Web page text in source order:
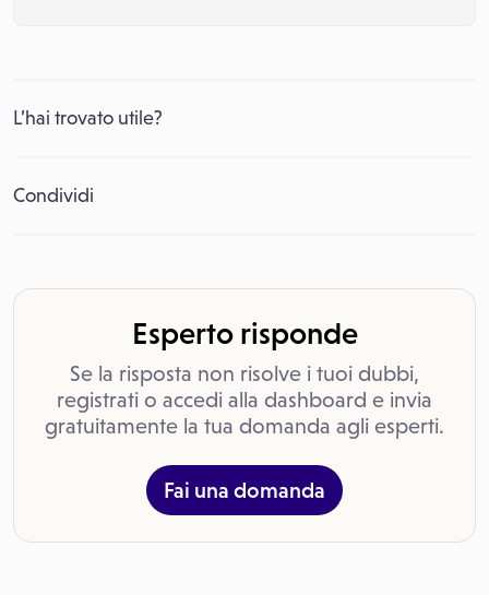
L’hai trovato utile?
Condividi
Esperto risponde
Se la risposta non risolve i tuoi dubbi,
registrati o accedi alla dashboard e invia
gratuitamente la tua domanda agli esperti.
Fai una domanda